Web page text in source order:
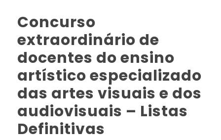
Concurso
extraordinário de
docentes do ensino
artístico especializado
das artes visuais e dos
audiovisuais – Listas
Definitivas